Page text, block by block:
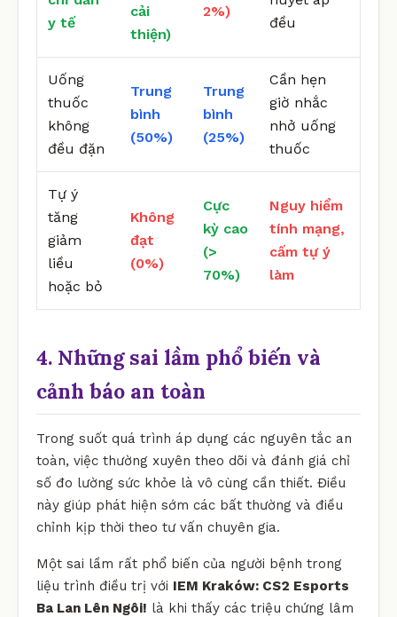
y tế
cải
thiện)
2%)
đều
Uống
thuốc
không
đều đặn
Trung
bình
(50%)
Trung
bình
(25%)
Cần hẹn
giờ nhắc
nhở uống
thuốc
Tự ý
tăng
giảm
liều
hoặc bỏ
Không
đạt
(0%)
Cực
kỳ cao
(>
70%)
Nguy hiểm
tính mạng,
cấm tự ý
làm
4. Những sai lầm phổ biến và
cảnh báo an toàn
Trong suốt quá trình áp dụng các nguyên tắc an
toàn, việc thường xuyên theo dõi và đánh giá chỉ
số đo lường sức khỏe là vô cùng cần thiết. Điều
này giúp phát hiện sớm các bất thường và điều
chỉnh kịp thời theo tư vấn chuyên gia.
Một sai lầm rất phổ biến của người bệnh trong
liệu trình điều trị với IEM Kraków: CS2 Esports
Ba Lan Lên Ngôi! là khi thấy các triệu chứng lâm